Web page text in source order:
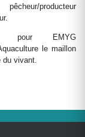
producteur
pour EMYG
le maillon
du vivant.